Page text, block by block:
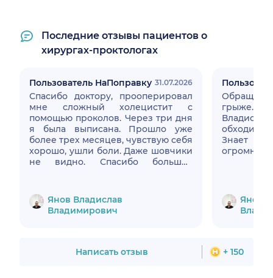
Последние отзывы пациентов о
хирургах-проктологах
Пользователь НаПоправку 31.07.2026
Спасибо доктору, прооперировал
мне сложный холецистит с
помощью проколов. Через три дня
я была выписана. Прошло уже
более трех месяцев, чувствую себя
хорошо, ушли боли. Даже шовчики
не видно. Спасибо большое
Янов Владислав
Владимирович
грыже.
Знает
огромное
Янов
Написать отзыв + 150